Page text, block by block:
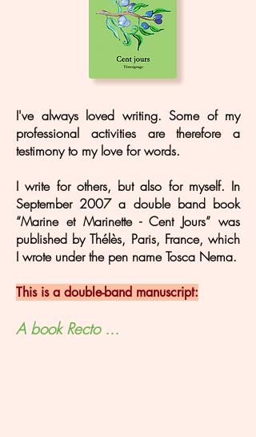
I've always loved writing. Some of my
professional activities are therefore a
testimony to my love for words.
I write for others, but also for myself. In
September 2007 a double band book
“Marine et Marinette - Cent Jours” was
published by Thélès, Paris, France, which
I wrote under the pen name Tosca Nema.
This is a double-band manuscript:
A book Recto ...